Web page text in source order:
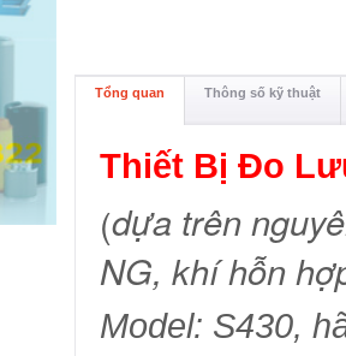
Tổng quan Thông số kỹ thuật
Thiết Bị Đo
(dựa trên
NG, khí hỗn
Model: S430,